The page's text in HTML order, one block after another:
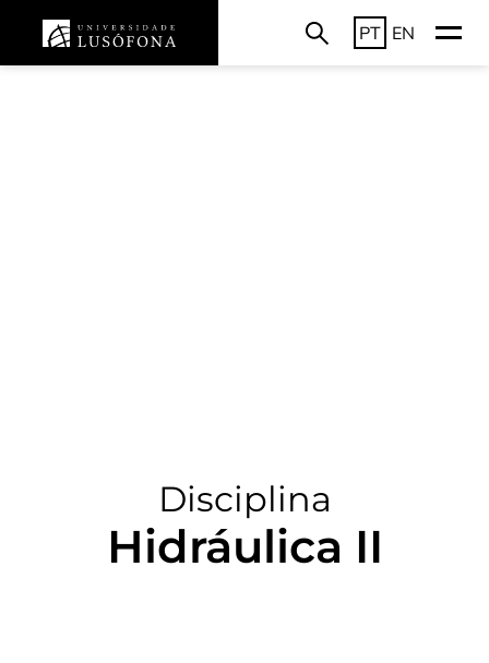
PT EN
Disciplina
Hidráulica II